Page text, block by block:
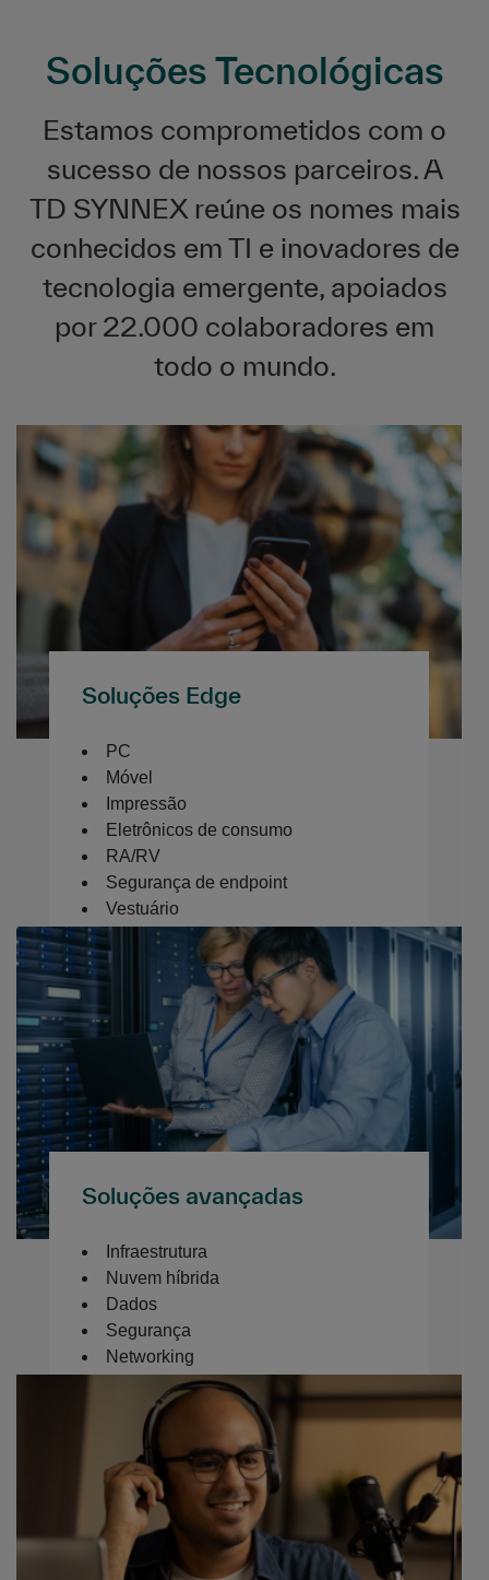
Soluções Tecnológicas
Estamos comprometidos com o
sucesso de nossos parceiros. A
TD SYNNEX reúne os nomes mais
conhecidos em TI e inovadores de
tecnologia emergente, apoiados
por 22.000 colaboradores em
todo o mundo.
Soluções Edge
PC
Móvel
Impressão
Eletrônicos de consumo
RA/RV
Segurança de endpoint
Vestuário
Software de endpoint
Soluções avançadas
Infraestrutura
Nuvem híbrida
Dados
Segurança
Networking
Software